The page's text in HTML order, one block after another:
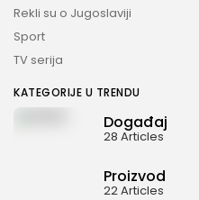
Rekli su o Jugoslaviji
Sport
TV serija
KATEGORIJE U TRENDU
Događaj
28 Articles
Proizvod
22 Articles